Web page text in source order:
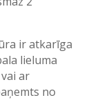
ir atkarīga
lieluma
ar
no